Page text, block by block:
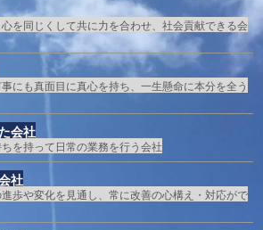
を同じくして共に力を合わせ、社会貢献できる会
にも真面目に真心を持ち、一生懸命に本分を全う
会社
を持って日常の業務を行う会社
社
歩や変化を見通し、常に改善の心構え・対応がで